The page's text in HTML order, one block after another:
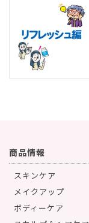
商品情報
スキンケア
メイクアップ
ボディーケア